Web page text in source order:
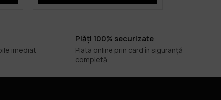
imediat
Plăți 100% securizate
Plata online prin card în siguranță
completă